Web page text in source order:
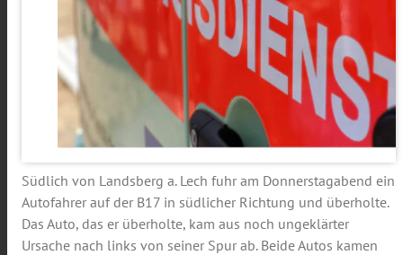
Südlich von Landsberg a. Lech fuhr am Donnerstagabend ein
Autofahrer auf der B17 in südlicher Richtung und überholte.
Das Auto, das er überholte, kam aus noch ungeklärter
Ursache nach links von seiner Spur ab. Beide Autos kamen